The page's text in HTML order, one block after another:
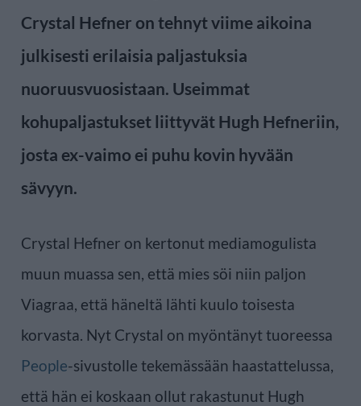
Crystal Hefner on tehnyt viime aikoina
julkisesti erilaisia paljastuksia
nuoruusvuosistaan. Useimmat
kohupaljastukset liittyvät Hugh Hefneriin,
josta ex-vaimo ei puhu kovin hyvään
sävyyn.
Crystal Hefner on kertonut mediamogulista
muun muassa sen, että mies söi niin paljon
Viagraa, että häneltä lähti kuulo toisesta
korvasta. Nyt Crystal on myöntänyt tuoreessa
People-sivustolle tekemässään haastattelussa,
että hän ei koskaan ollut rakastunut Hugh